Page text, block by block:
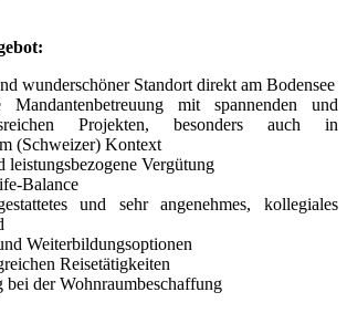
wunderschöner Standort direkt am Bodensee
Mandantenbetreuung mit spannenden und
Projekten, besonders auch in
(Schweizer) Kontext
leistungsbezogene Vergütung
Balance
und sehr angenehmes, kollegiales
Weiterbildungsoptionen
Reisetätigkeiten
bei der Wohnraumbeschaffung